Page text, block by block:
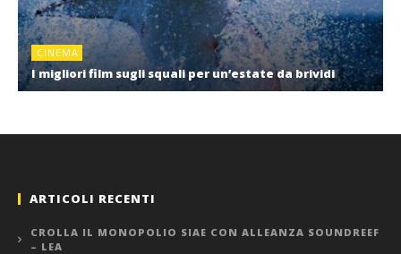
CINEMA
I migliori film sugli squali per un’estate da brividi
ARTICOLI RECENTI
CROLLA IL MONOPOLIO SIAE CON ALLEANZA SOUNDREEF
– LEA